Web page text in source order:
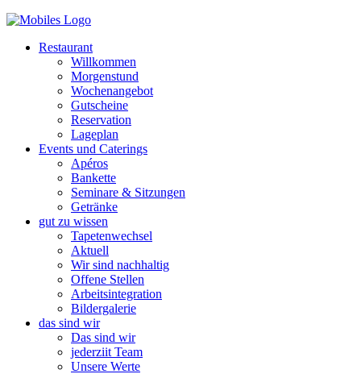
Restaurant
Willkommen
Morgenstund
Wochenangebot
Gutscheine
Reservation
Lageplan
Events und Caterings
Apéros
Bankette
Seminare & Sitzungen
Getränke
gut zu wissen
Tapetenwechsel
Aktuell
Wir sind nachhaltig
Offene Stellen
Arbeitsintegration
Bildergalerie
das sind wir
Das sind wir
jederziit Team
Unsere Werte